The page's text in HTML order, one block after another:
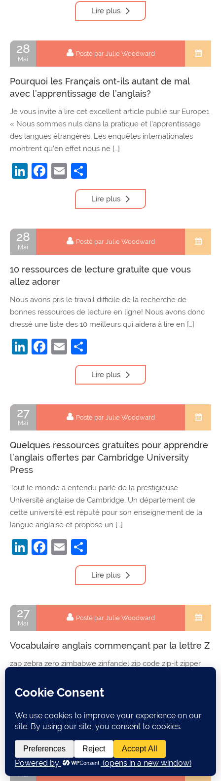
Lire plus
28
Mai
Posté par Julie Woodward
Pourquoi les Français ont-ils autant de mal
avec l’apprentissage de l’anglais?
Je vous invite à lire cet excellent article publié sur Europe1.
« Nous sommes nuls dans la pratique et l’apprentissage
des langues étrangères. Les enquêtes internationales
montrent qu’en effet nous ne […]
LinkedIn
Facebook
Email
Lire plus
28
Mai
Posté par Julie Woodward
10 ressources de lecture gratuite que vous
allez adorer
Nous avons pris le travail difficile de la recherche de
bonnes ressources de lecture en ligne! Nous avons donc
dressé une liste des 10 meilleurs qui aidera à lire en […]
LinkedIn
Facebook
Email
Lire plus
27
Mai
Posté par Julie Woodward
Quelques ressources gratuites pour apprendre
l’anglais offertes par Cambridge University
Press
Tout le monde a entendu parlé de la prestigieuse
Université anglaise de Cambridge. Un département de
cette université est réputé pour son enseignement de la
langue anglaise et propose un […]
LinkedIn
Facebook
Email
Lire plus
27
Mai
Posté par Julie Woodward
Vocabulaire anglais commençant par la lettre Z
zap zebra zero zimbabwe zinfandel zip code zip-it zipper
LinkedIn
Facebook
EmailPartager
Lire plus
27
Mai
Posté par Julie Woodward